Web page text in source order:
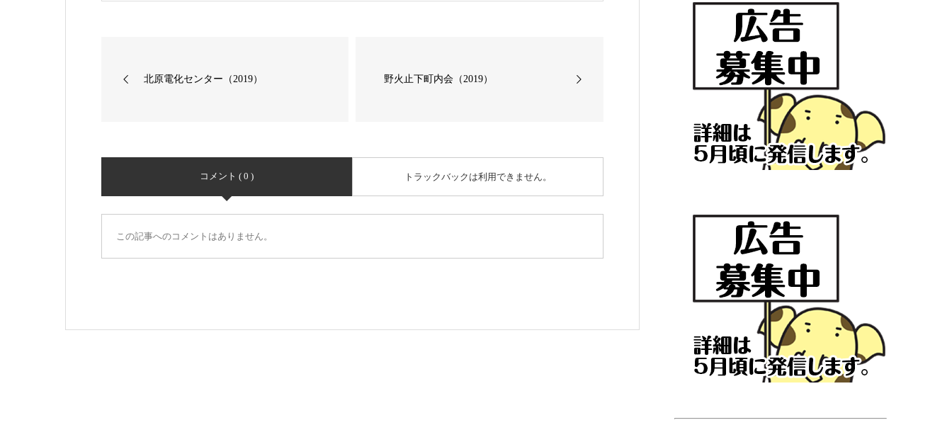
北原電化センター（2019） 野火止下町内会（2019）
コメント ( 0 ) トラックバックは利用できません。
この記事へのコメントはありません。